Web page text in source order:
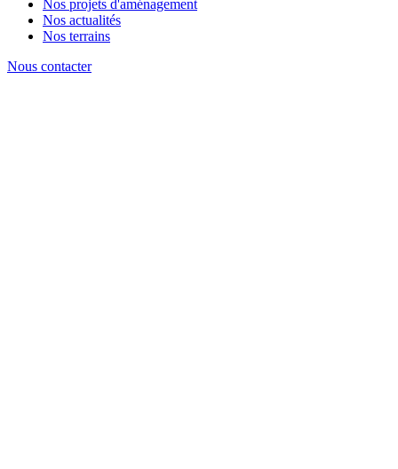
Nos projets d'aménagement
Nos actualités
Nos terrains
Nous contacter